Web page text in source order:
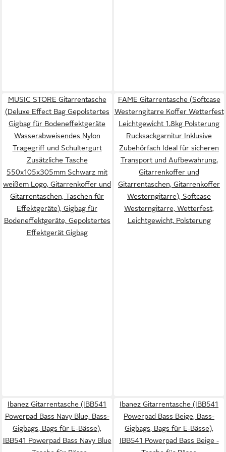
MUSIC STORE Gitarrentasche
(Deluxe Effect Bag Gepolstertes
Gigbag für Bodeneffektgeräte
Wasserabweisendes Nylon
Tragegriff und Schultergurt
Zusätzliche Tasche
550x105x305mm Schwarz mit
weißem Logo, Gitarrenkoffer und
Gitarrentaschen, Taschen für
Effektgeräte), Gigbag für
Bodeneffektgeräte, Gepolstertes
Effektgerät Gigbag
FAME Gitarrentasche (Softcase
Westerngitarre Koffer Wetterfest
Leichtgewicht 1.8kg Polsterung
Rucksackgarnitur Inklusive
Zubehörfach Ideal für sicheren
Transport und Aufbewahrung,
Gitarrenkoffer und
Gitarrentaschen, Gitarrenkoffer
Westerngitarre), Softcase
Westerngitarre, Wetterfest,
Leichtgewicht, Polsterung
Ibanez Gitarrentasche (IBB541
Powerpad Bass Navy Blue, Bass-
Gigbags, Bags für E-Bässe),
IBB541 Powerpad Bass Navy Blue
Ibanez Gitarrentasche (IBB541
Powerpad Bass Beige, Bass-
Gigbags, Bags für E-Bässe),
IBB541 Powerpad Bass Beige -